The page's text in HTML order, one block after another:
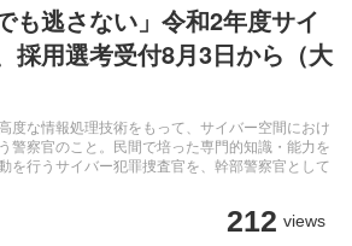
も逃さない」令和2年度サイ
採用選考受付8月3日から（大
度な情報処理技術をもって、サイバー空間におけ
警察官のこと。民間で培った専門的知識・能力を
を行うサイバー犯罪捜査官を、幹部警察官として
212 views